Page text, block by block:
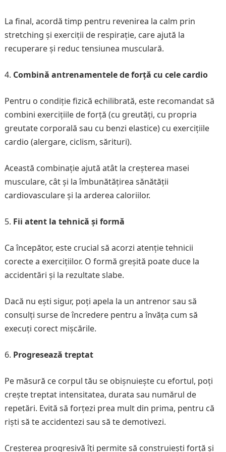
La final, acordă timp pentru revenirea la calm prin
stretching și exerciții de respirație, care ajută la
recuperare și reduc tensiunea musculară.
Combină antrenamentele de forță cu cele cardio
Pentru o condiție fizică echilibrată, este recomandat să
combini exercițiile de forță (cu greutăți, cu propria
greutate corporală sau cu benzi elastice) cu exercițiile
cardio (alergare, ciclism, sărituri).
Această combinație ajută atât la creșterea masei
musculare, cât și la îmbunătățirea sănătății
cardiovasculare și la arderea caloriilor.
Fii atent la tehnică și formă
Ca începător, este crucial să acorzi atenție tehnicii
corecte a exercițiilor. O formă greșită poate duce la
accidentări și la rezultate slabe.
Dacă nu ești sigur, poți apela la un antrenor sau să
consulți surse de încredere pentru a învăța cum să
execuți corect mișcările.
Progresează treptat
Pe măsură ce corpul tău se obișnuiește cu efortul, poți
crește treptat intensitatea, durata sau numărul de
repetări. Evită să forțezi prea mult din prima, pentru că
riști să te accidentezi sau să te demotivezi.
Creșterea progresivă îți permite să construiești forță și